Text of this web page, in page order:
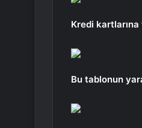
Kredi kartlarına
Bu tablonun